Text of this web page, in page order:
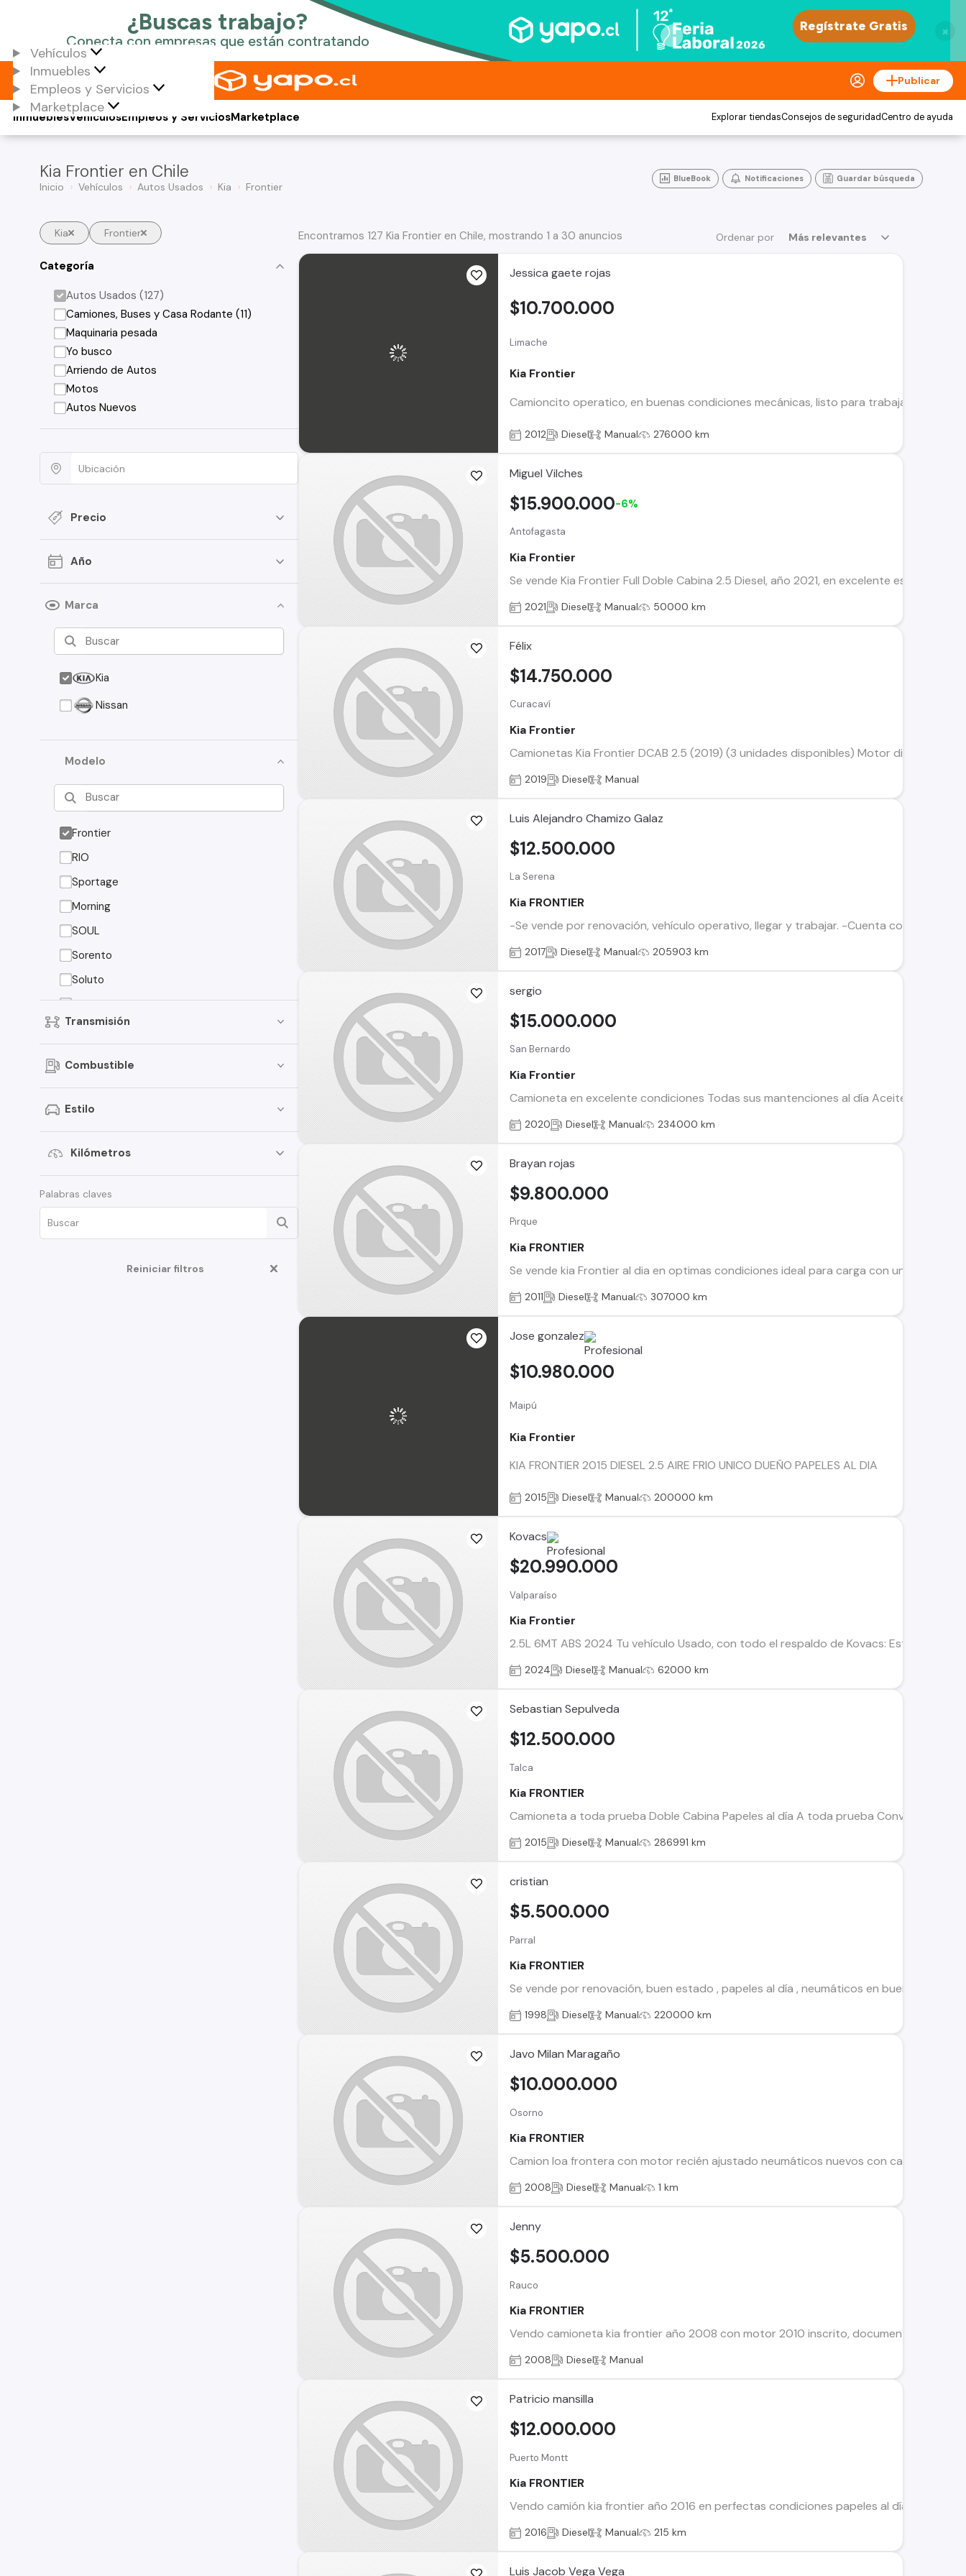
×
Vehículos
Inmuebles
Empleos y Servicios
Marketplace
Publicar
Vehículos
Inmuebles Empleos y ServiciosMarketplace Explorar tiendasConsejos de seguridadCentro de ayuda
Kia Frontier en Chile
Inicio Vehículos Autos Usados Kia Frontier
BlueBook Notificaciones Guardar búsqueda
Kia Frontier
Categoría
Autos Usados (127)
Camiones, Buses y Casa Rodante (11)
Maquinaria pesada
Yo busco
Arriendo de Autos
Motos
Autos Nuevos
Precio
Año
Marca
Kia
Nissan
Modelo
Frontier
RIO
Sportage
Morning
SOUL
Sorento
Soluto
Cerato
Rio
Carnival
Sorento EX
Seltos
Niro
K3
Transmisión
Combustible
Estilo
Kilómetros
Palabras claves
Reiniciar filtros
Ordenar por Más relevantes
Encontramos 127 Kia Frontier en Chile, mostrando 1 a 30 anuncios
Jessica gaete rojas
Limache
Kia Frontier
Camioncito operatico, en buenas condiciones mecánicas, listo para trabajar. Es
$10.700.000
2012 Diesel Manual 276000 km
Miguel Vilches
Antofagasta
Kia Frontier
Se vende Kia Frontier Full Doble Cabina 2.5 Diesel, año 2021, en excelente estad,
$15.900.000-6%
2021 Diesel Manual 50000 km
Félix
Curacaví
Kia Frontier
Camionetas Kia Frontier DCAB 2.5 (2019) (3 unidades disponibles) Motor diésel 2.5
$14.750.000
2019 Diesel Manual
Luis Alejandro Chamizo Galaz
La Serena
Kia FRONTIER
-Se vende por renovación, vehículo operativo, llegar y trabajar. -Cuenta con equipo
$12.500.000
2017 Diesel Manual 205903 km
sergio
San Bernardo
Kia Frontier
Camioneta en excelente condiciones Todas sus mantenciones al día Aceite de
$15.000.000
2020 Diesel Manual 234000 km
Brayan rojas
Pirque
Kia FRONTIER
Se vende kia Frontier al dia en optimas condiciones ideal para carga con un gran
$9.800.000
2011 Diesel Manual 307000 km
Jose gonzalez
Maipú
Kia Frontier
KIA FRONTIER 2015 DIESEL 2.5 AIRE FRIO UNICO DUEÑO PAPELES AL DIA
$10.980.000
2015 Diesel Manual 200000 km
Kovacs
Valparaíso
Kia Frontier
2.5L 6MT ABS 2024 Tu vehículo Usado, con todo el respaldo de Kovacs: Este
$20.990.000
2024 Diesel Manual 62000 km
Sebastian Sepulveda
Talca
Kia FRONTIER
Camioneta a toda prueba Doble Cabina Papeles al día A toda prueba Conversable
$12.500.000
2015 Diesel Manual 286991 km
cristian
Parral
Kia FRONTIER
Se vende por renovación, buen estado , papeles al día , neumáticos en buen estado
$5.500.000
1998 Diesel Manual 220000 km
Javo Milan Maragaño
Osorno
Kia FRONTIER
Camion loa frontera con motor recién ajustado neumáticos nuevos con carrocería
$10.000.000
2008 Diesel Manual 1 km
Jenny
Rauco
Kia FRONTIER
Vendo camioneta kia frontier año 2008 con motor 2010 inscrito, documentos al día
$5.500.000
2008 Diesel Manual
Patricio mansilla
Puerto Montt
Kia FRONTIER
Vendo camión kia frontier año 2016 en perfectas condiciones papeles al día
$12.000.000
2016 Diesel Manual 215 km
Luis Jacob Vega Vega